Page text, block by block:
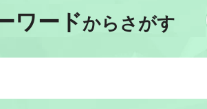
ワードからさがす